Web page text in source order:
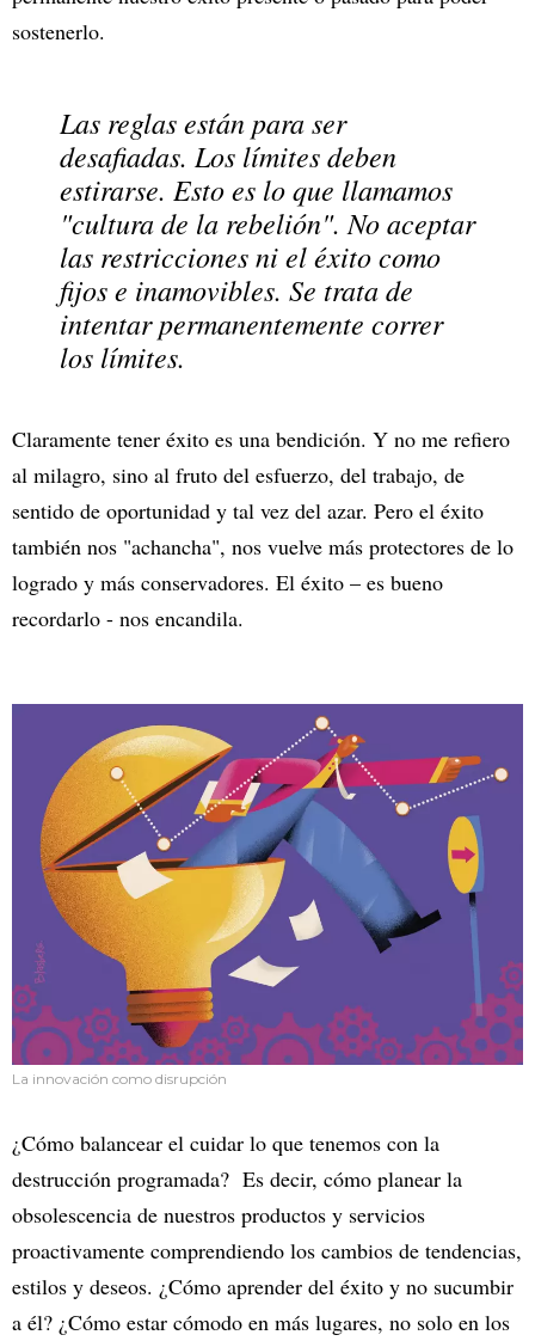
sostenerlo.
Las reglas están para ser
desafiadas. Los límites deben
estirarse. Esto es lo que llamamos
"cultura de la rebelión". No aceptar
las restricciones ni el éxito como
fijos e inamovibles. Se trata de
intentar permanentemente correr
los límites.
Claramente tener éxito es una bendición. Y no me refiero
al milagro, sino al fruto del esfuerzo, del trabajo, de
sentido de oportunidad y tal vez del azar. Pero el éxito
también nos "achancha", nos vuelve más protectores de lo
logrado y más conservadores. El éxito – es bueno
recordarlo - nos encandila.
La innovación como disrupción
¿Cómo balancear el cuidar lo que tenemos con la
destrucción programada? Es decir, cómo planear la
obsolescencia de nuestros productos y servicios
proactivamente comprendiendo los cambios de tendencias,
estilos y deseos. ¿Cómo aprender del éxito y no sucumbir
a él? ¿Cómo estar cómodo en más lugares, no solo en los